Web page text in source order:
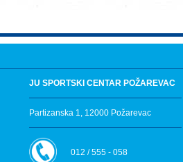
JU SPORTSKI CENTAR POŽAREVAC
Partizanska 1, 12000 Požarevac
012 / 555 - 058